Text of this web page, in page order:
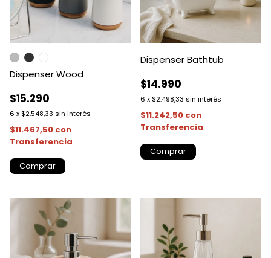
Dispenser Wood
$15.290
6 x $2.548,33 sin interés
$11.467,50 con
Transferencia
Comprar
Dispenser Bathtub
$14.990
6 x $2.498,33 sin interés
$11.242,50 con
Transferencia